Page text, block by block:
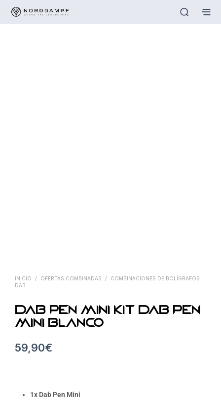
INICIO / OFERTAS COMBINADAS /
COMBINACIONES DE BOLÍGRAFOS
DAB
DAB PEN Mini kit DAB PEN
Mini blanco
59,90€
1x Dab Pen Mini